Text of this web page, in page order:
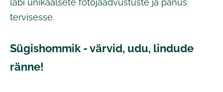
läbi unikaalsete fotojäädvustuste ja panus
tervisesse.
Sügishommik - värvid, udu, lindude
ränne!